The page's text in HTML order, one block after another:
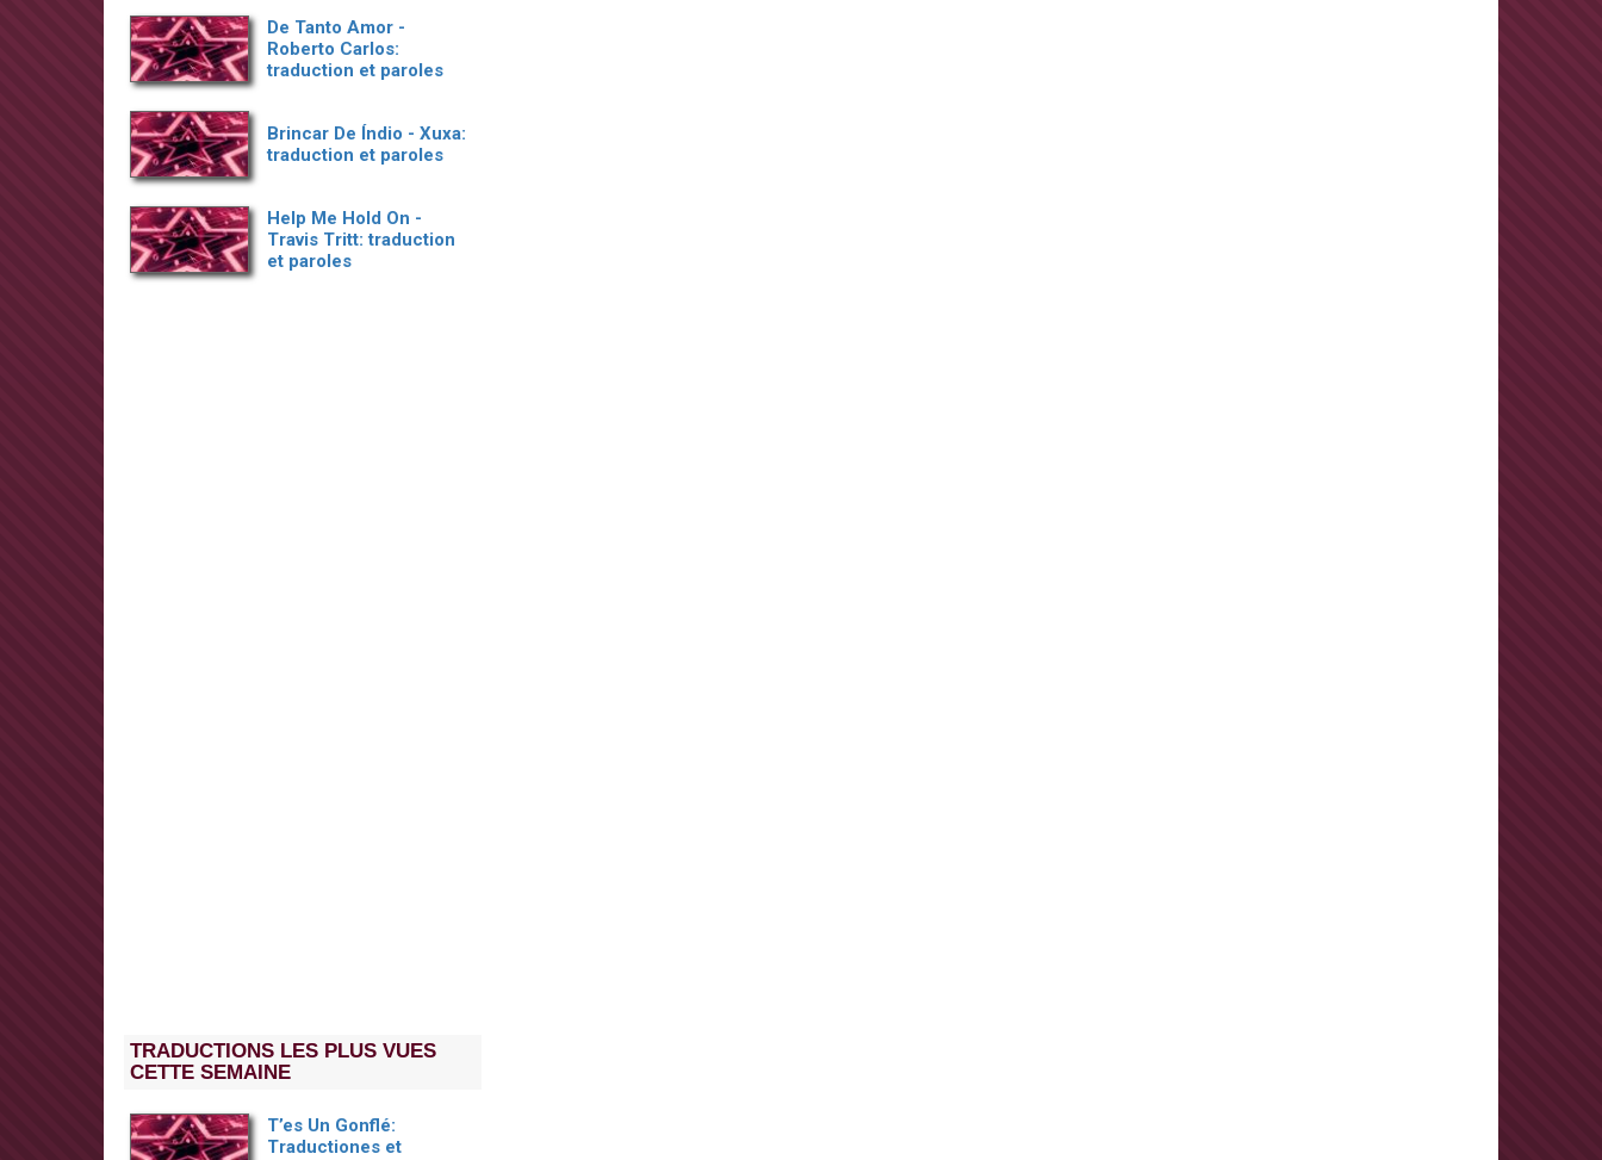
De Tanto Amor -
Roberto Carlos:
traduction et paroles
Brincar De Índio - Xuxa:
traduction et paroles
Help Me Hold On -
Travis Tritt: traduction
et paroles
TRADUCTIONS LES PLUS VUES
CETTE SEMAINE
T’es Un Gonflé:
Traductiones et